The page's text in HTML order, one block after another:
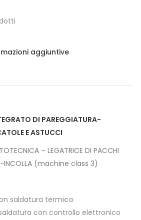
aggiuntive
DI PAREGGIATURA-
E ASTUCCI
– LEGATRICE DI PACCHI
INCOLLA (machine class 3)
saldatura termica
con controllo elettronico